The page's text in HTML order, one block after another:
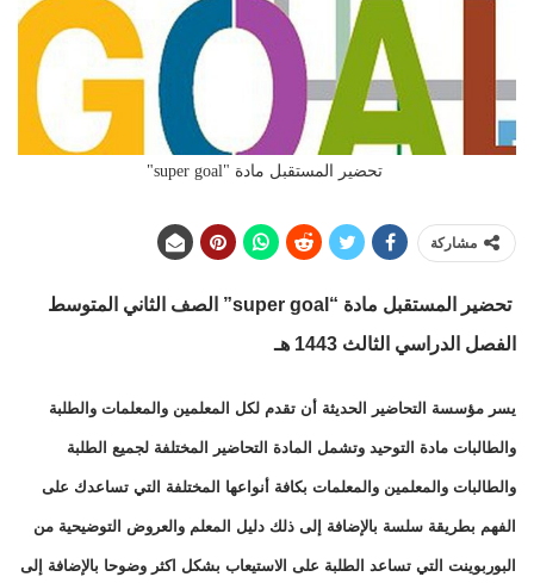
تحضير المستقبل مادة "super goal"
مشاركة
تحضير المستقبل مادة “super goal” الصف الثاني المتوسط
الفصل الدراسي الثالث 1443 هـ
يسر مؤسسة التحاضير الحديثة أن تقدم لكل المعلمين والمعلمات والطلبة
والطالبات مادة التوحيد وتشمل المادة التحاضير المختلفة لجميع الطلبة
والطالبات والمعلمين والمعلمات بكافة أنواعها المختلفة التي تساعدك على
الفهم بطريقة سلسة بالإضافة إلى ذلك دليل المعلم والعروض التوضيحية من
البوربوينت التي تساعد الطلبة على الاستيعاب بشكل اكثر وضوحا بالإضافة إلى